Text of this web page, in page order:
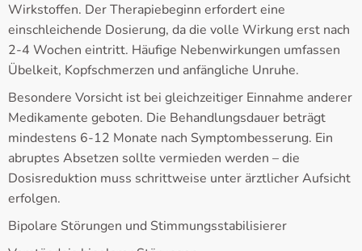
Wirkstoffen. Der Therapiebeginn erfordert eine
einschleichende Dosierung, da die volle Wirkung erst nach
2-4 Wochen eintritt. Häufige Nebenwirkungen umfassen
Übelkeit, Kopfschmerzen und anfängliche Unruhe.
Besondere Vorsicht ist bei gleichzeitiger Einnahme anderer
Medikamente geboten. Die Behandlungsdauer beträgt
mindestens 6-12 Monate nach Symptombesserung. Ein
abruptes Absetzen sollte vermieden werden – die
Dosisreduktion muss schrittweise unter ärztlicher Aufsicht
erfolgen.
Bipolare Störungen und Stimmungsstabilisierer